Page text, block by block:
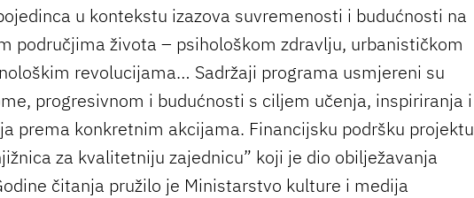
u kontekstu izazova suvremenosti i budućnosti na
područjima života – psihološkom zdravlju, urbanističkom
revolucijama… Sadržaji programa usmjereni su
progresivnom i budućnosti s ciljem učenja, inspiriranja i
prema konkretnim akcijama. Financijsku podršku projektu
za kvalitetniju zajednicu” koji je dio obilježavanja
čitanja pružilo je Ministarstvo kulture i medija